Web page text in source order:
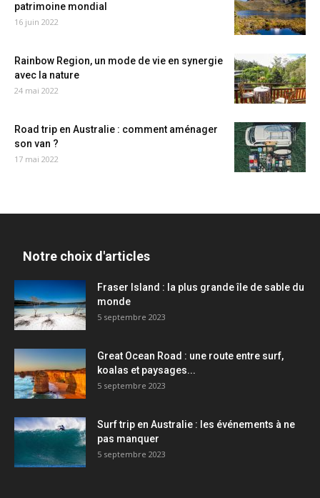
patrimoine mondial
16 juin 2022
Rainbow Region, un mode de vie en synergie
avec la nature
24 mai 2022
Road trip en Australie : comment aménager
son van ?
17 mai 2022
Notre choix d'articles
Fraser Island : la plus grande île de sable du
monde
5 septembre 2023
Great Ocean Road : une route entre surf,
koalas et paysages...
5 septembre 2023
Surf trip en Australie : les événements à ne
pas manquer
5 septembre 2023